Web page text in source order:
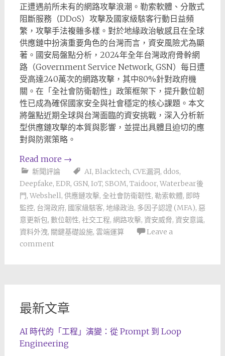
正遭遇前所未有的網路攻擊浪潮。勒索軟體、分散式
阻斷服務（DDoS）攻擊及國家級駭客行動日益頻
繁，攻擊手法複雜多樣。對於地緣政治敏感且在全球
供應鏈中扮演重要角色的台灣而言，資安風險尤為顯
著。國安局盤點分析，2024年全年台灣政府骨幹網
路（Government Service Network, GSN）每日遭
受高達240萬次的網路攻擊，其中80%針對政府機
關。在「全社會防衛韌性」政策框架下，提升數位韌
性已成為確保國家安全與社會穩定的核心課題。本文
將盤點近期全球與台灣面臨的資安挑戰，深入分析新
型供應鏈攻擊的本質與影響，並提出具體且迫切的應
對與防禦策略。
Read more →
新聞評論 AI, Blacktech, CVE漏洞, ddos,
Deepfake, EDR, GSN, IoT, SBOM, Taidoor, Waterbear後
門, Webshell, 供應鏈攻擊, 全社會防衛韌性, 勒索軟體, 即時
監控, 台灣政府, 國家級駭客, 地緣政治, 多因子認證 (MFA), 惡
意更新包, 數位韌性, 社交工程, 網路攻擊, 資安威脅, 資安意識,
資料外洩, 關鍵基礎設施, 雲端運算
Leave a
comment
最新文章
AI 時代的「工程」演變：從 Prompt 到 Loop
Engineering